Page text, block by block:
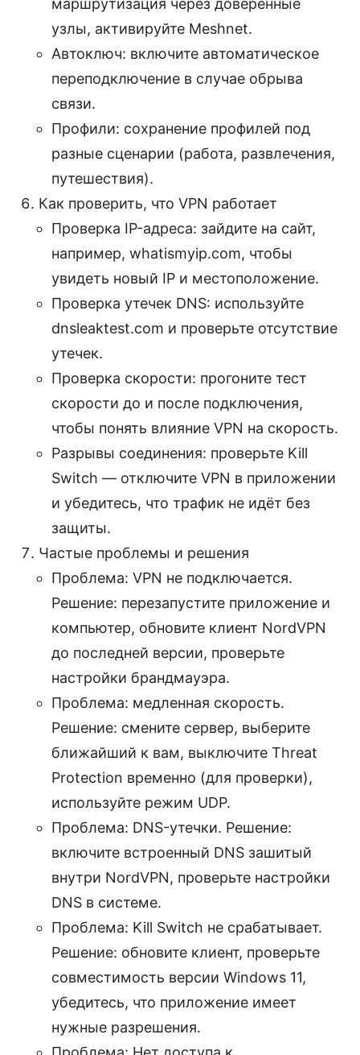
маршрутизация через доверенные
узлы, активируйте Meshnet.
Автоключ: включите автоматическое
переподключение в случае обрыва
связи.
Профили: сохранение профилей под
разные сценарии (работа, развлечения,
путешествия).
Как проверить, что VPN работает
Проверка IP-адреса: зайдите на сайт,
например, whatismyip.com, чтобы
увидеть новый IP и местоположение.
Проверка утечек DNS: используйте
dnsleaktest.com и проверьте отсутствие
утечек.
Проверка скорости: прогоните тест
скорости до и после подключения,
чтобы понять влияние VPN на скорость.
Разрывы соединения: проверьте Kill
Switch — отключите VPN в приложении
и убедитесь, что трафик не идёт без
защиты.
Частые проблемы и решения
Проблема: VPN не подключается.
Решение: перезапустите приложение и
компьютер, обновите клиент NordVPN
до последней версии, проверьте
настройки брандмауэра.
Проблема: медленная скорость.
Решение: смените сервер, выберите
ближайший к вам, выключите Threat
Protection временно (для проверки),
используйте режим UDP.
Проблема: DNS-утечки. Решение:
включите встроенный DNS зашитый
внутри NordVPN, проверьте настройки
DNS в системе.
Проблема: Kill Switch не срабатывает.
Решение: обновите клиент, проверьте
совместимость версии Windows 11,
убедитесь, что приложение имеет
нужные разрешения.